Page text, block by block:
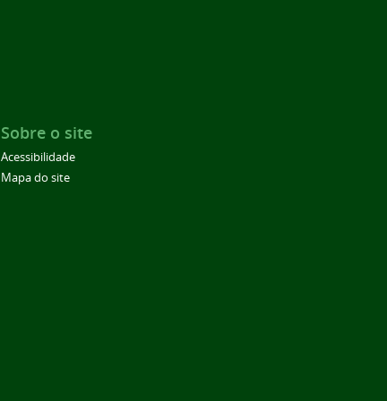
Sobre o site
Acessibilidade
Mapa do site